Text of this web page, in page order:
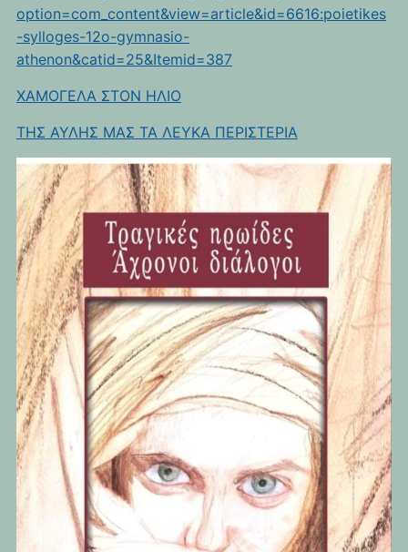
option=com_content&view=article&id=6616:poietikes
-sylloges-12o-gymnasio-
athenon&catid=25&Itemid=387
ΧΑΜΟΓΕΛΑ ΣΤΟΝ ΗΛΙΟ
ΤΗΣ ΑΥΛΗΣ ΜΑΣ ΤΑ ΛΕΥΚΑ ΠΕΡΙΣΤΕΡΙΑ